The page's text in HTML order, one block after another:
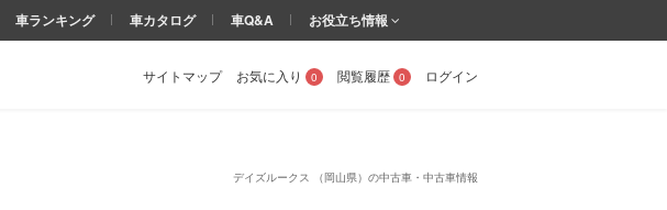
デイズルークス （岡山県）の中古車・中古車情報
サイトマップ お気に入り 0 閲覧履歴 0 ログイン
車ランキング 車カタログ 車Q&A お役立ち情報